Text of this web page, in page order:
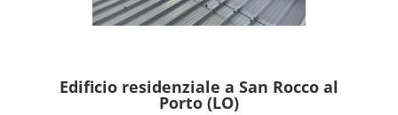
Edificio residenziale a San Rocco al
Porto (LO)